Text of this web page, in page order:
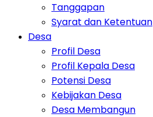
Tanggapan
Syarat dan Ketentuan
Desa
Profil Desa
Profil Kepala Desa
Potensi Desa
Kebijakan Desa
Desa Membangun